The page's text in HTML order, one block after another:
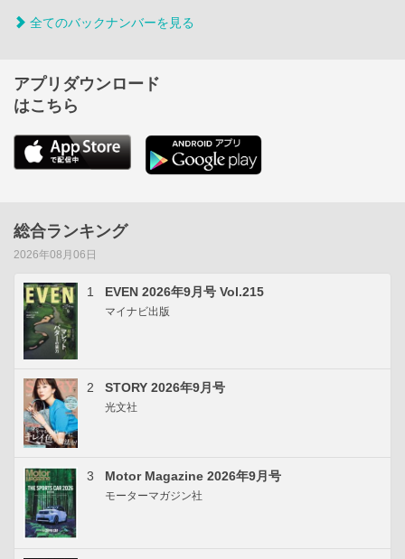
全てのバックナンバーを見る
アプリダウンロード
はこちら
総合ランキング
2026年08月06日
1 EVEN 2026年9月号 Vol.215
マイナビ出版
2 STORY 2026年9月号
光文社
3 Motor Magazine 2026年9月号
モーターマガジン社